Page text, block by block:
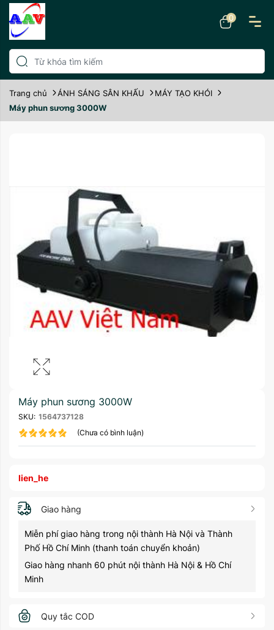
0
Trang chủ ÁNH SÁNG SÂN KHẤU
MÁY TẠO KHÓI
Máy phun sương 3000W
Máy phun sương 3000W
SKU: 1564737128
(Chưa có bình luận)
lien_he
Giao hàng
Miễn phí giao hàng trong nội thành Hà Nội và Thành
Phố Hồ Chí Minh (thanh toán chuyển khoản)
Giao hàng nhanh 60 phút nội thành Hà Nội & Hồ Chí
Minh
Quy tắc COD